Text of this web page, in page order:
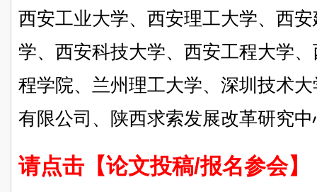
西安工业大学、西安理工大学、西
学、西安科技大学、西安工程大学
程学院、兰州理工大学、深圳技术
有限公司、陕西求索发展改革研究中
请点击【论文投稿/报名参会】